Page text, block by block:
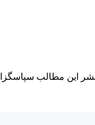
این مطالب